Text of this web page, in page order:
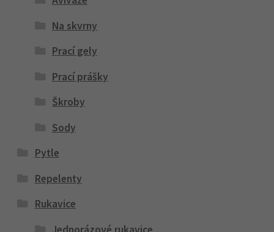
Na skvrny
Prací gely
Prací prášky
Škroby
Sody
Pytle
Repelenty
Rukavice